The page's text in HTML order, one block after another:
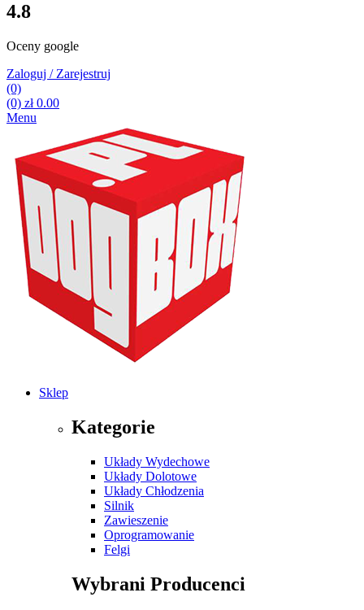
4.8
Oceny google
Zaloguj / Zarejestruj
(0)
(0) zł0.00
Menu
Sklep
Kategorie
Układy Wydechowe
Układy Dolotowe
Układy Chłodzenia
Silnik
Zawieszenie
Oprogramowanie
Felgi
Wybrani Producenci